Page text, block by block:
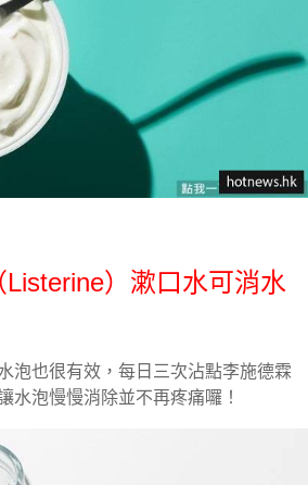
）漱口水可消水
泡也很有效，每日三次沾點李施德霖
水泡慢慢消除並不再疼痛囉！